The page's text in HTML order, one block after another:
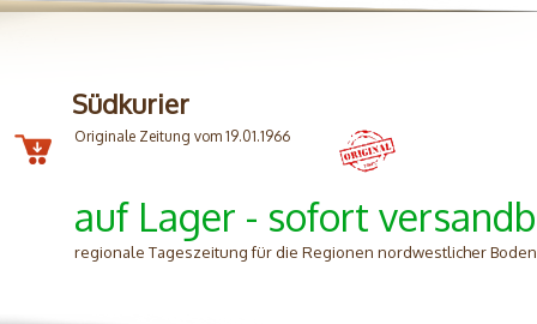
Südkurier
Originale Zeitung vom 19.01.1966
auf Lager - sofort
regionale Tageszeitung für die Regionen nordwestlicher